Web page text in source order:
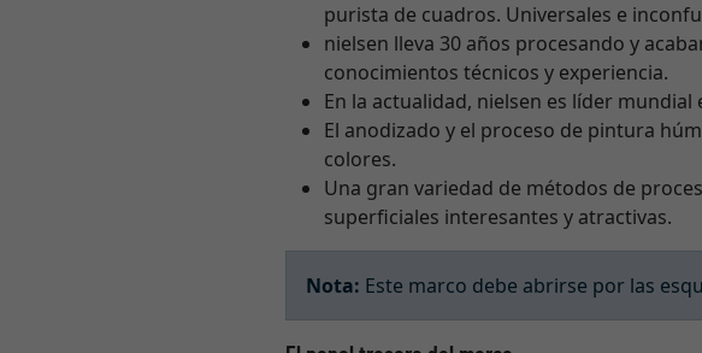
purista de cuadros. Universales e
nielsen lleva 30 años procesando y
conocimientos técnicos y experiencia.
En la actualidad, nielsen es líder
El anodizado y el proceso de pintura
colores.
Una gran variedad de métodos de
superficiales interesantes y atractivas.
Nota: Este marco debe abrirse por las